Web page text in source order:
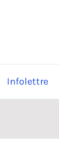
Infolettre